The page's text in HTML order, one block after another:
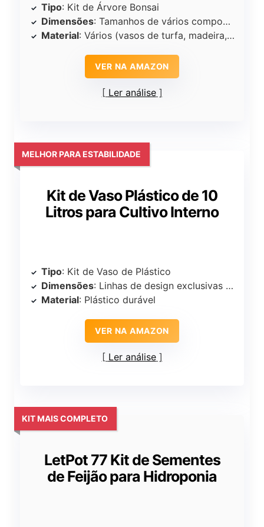
Tipo: Kit de Árvore Bonsai
Dimensões: Tamanhos de vários componentes anotados
Material: Vários (vasos de turfa, madeira, metal)
VER NA AMAZON
Ler análise
Kit de Vaso Plástico de 10
Litros para Cultivo Interno
MELHOR PARA ESTABILIDADE
Tipo: Kit de Vaso de Plástico
Dimensões: Linhas de design exclusivas apresentadas
Material: Plástico durável
VER NA AMAZON
Ler análise
LetPot 77 Kit de Sementes
de Feijão para Hidroponia
KIT MAIS COMPLETO